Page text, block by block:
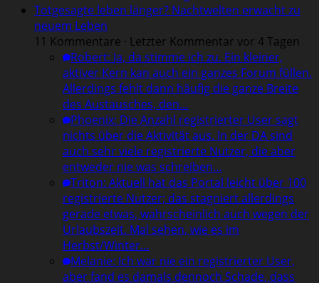
Totgesagte leben länger? Nachtwelten erwacht zu
neuem Leben
11 Kommentare · Letzter Kommentar vor 4 Tagen
Robert: Ja, da stimme ich zu. Ein kleiner,
aktiver Kern kan auch ein ganzes Forum füllen.
Allerdings fehlt dann häufig die ganze Breite
des Austausches, den…
Phoenix: Die Anzahl registrierter User sagt
nichts über die Aktivität aus. In der DA sind
auch sehr viele registrierte Nutzer, die aber
entweder nie was schreiben…
Triton: Aktuell hat das Portal leicht über 100
registrierte Nutzer; das stagniert allerdings
gerade etwas, wahrscheinlich auch wegen der
Urlaubszeit. Mal sehen, wie es im
Herbst/Winter…
Melanie: Ich war nie ein registrierter User,
aber fand es damals dennoch Schade, dass